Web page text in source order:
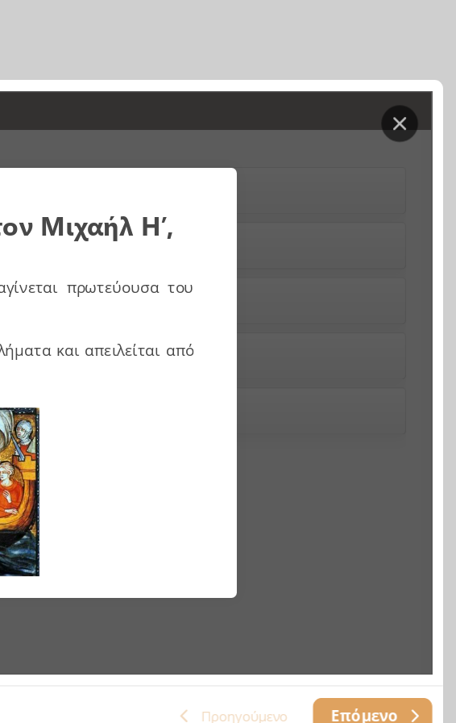
να πετύχει τελικά;
από τους Λατίνους;
Μιχαήλ Η’,
πρωτεύουσα του
και απειλείται από
Προηγούμενο Επόμενο